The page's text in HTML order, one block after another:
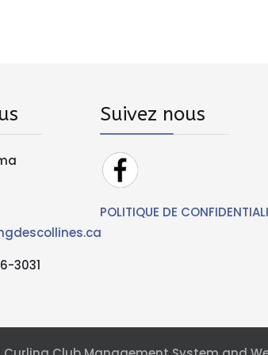
3031
Suivez nous
POLITIQUE DE